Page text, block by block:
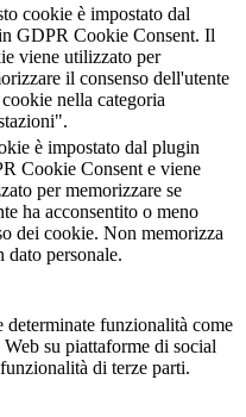
cookie è impostato dal
GDPR Cookie Consent. Il
viene utilizzato per
il consenso dell'utente
nella categoria
è impostato dal plugin
Cookie Consent e viene
per memorizzare se
ha acconsentito o meno
dei cookie. Non memorizza
dato personale.
funzionalità come
su piattaforme di social
di terze parti.